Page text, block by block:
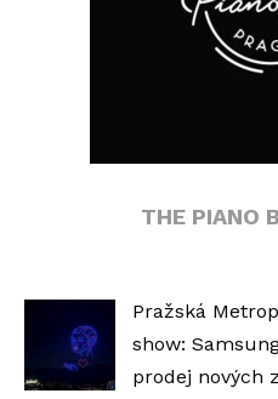
THE PIANO
Pražská
show:
prodej nových